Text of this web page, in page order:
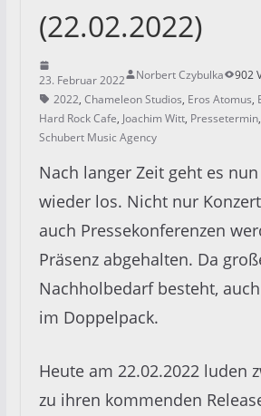
(22.02.2022)
23. Februar 2022 Norbert Czybulka
902
2022, Chameleon Studios, Eros Atomus,
Hard Rock Cafe, Joachim Witt, Pressetermin,
Schubert Music Agency
Nach langer Zeit geht es
wieder los. Nicht nur
auch Pressekonferenzen
Präsenz abgehalten. Da
Nachholbedarf besteht,
im Doppelpack.
Heute am 22.02.2022 luden
zu ihren kommenden